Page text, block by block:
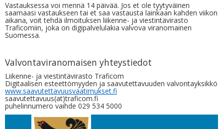
Vastauksessa voi mennä 14 päivää. Jos et ole tyytyväinen
saamaasi vastaukseen tai et saa vastausta lainkaan kahden viikon
aikana, voit tehdä ilmoituksen liikenne- ja viestintävirasto
Traficomiin, joka on digipalvelulakia valvova viranomainen
Suomessa.
Valvontaviranomaisen yhteystiedot
Liikenne- ja viestintävirasto Traficom
Digitaalisen esteettömyyden ja saavutettavuuden valvontayksikkö
www.saavutettavuusvaatimukset.fi
saavutettavuus(at)traficom.fi
puhelinnumero vaihde 029 534 5000